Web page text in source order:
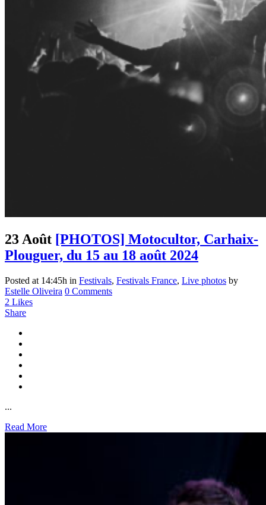
23 Août [PHOTOS] Motocultor, Carhaix-
Plouguer, du 15 au 18 août 2024
Posted at 14:45h in Festivals, Festivals France, Live photos by
Estelle Oliveira 0 Comments
2 Likes
Share
...
Read More